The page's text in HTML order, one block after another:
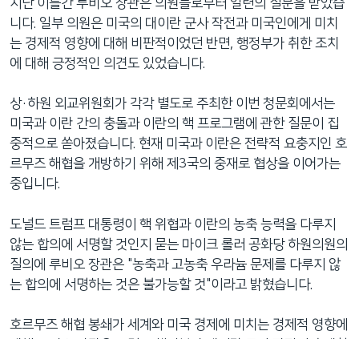
니다. 일부 의원은 미국의 대이란 군사 작전과 미국인에게 미치
는 경제적 영향에 대해 비판적이었던 반면, 행정부가 취한 조치
에 대해 긍정적인 의견도 있었습니다.
상·하원 외교위원회가 각각 별도로 주최한 이번 청문회에서는
미국과 이란 간의 충돌과 이란의 핵 프로그램에 관한 질문이 집
중적으로 쏟아졌습니다. 현재 미국과 이란은 전략적 요충지인 호
르무즈 해협을 개방하기 위해 제3국의 중재로 협상을 이어가는
중입니다.
도널드 트럼프 대통령이 핵 위협과 이란의 농축 능력을 다루지
않는 합의에 서명할 것인지 묻는 마이크 롤러 공화당 하원의원의
질의에 루비오 장관은 "농축과 고농축 우라늄 문제를 다루지 않
는 합의에 서명하는 것은 불가능할 것"이라고 밝혔습니다.
호르무즈 해협 봉쇄가 세계와 미국 경제에 미치는 경제적 영향에